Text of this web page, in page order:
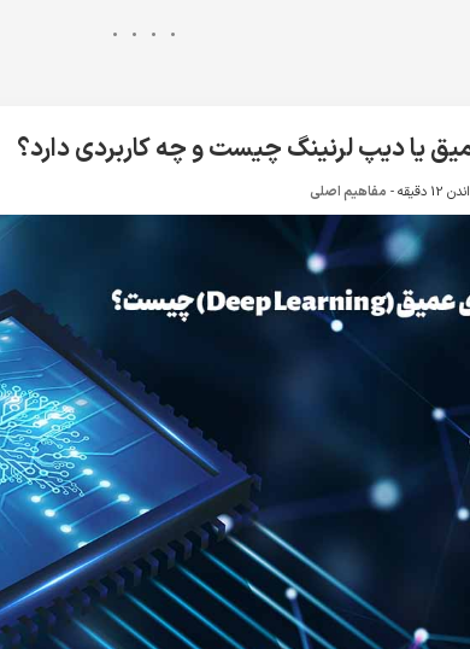
یا دیپ لرنینگ چیست و چه کاربردی دارد؟
دقیقه - مفاهیم اصلی